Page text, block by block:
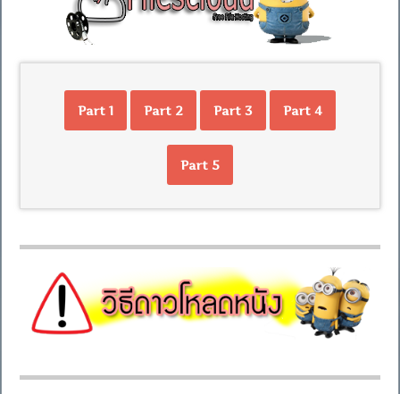
Part 1 Part 2 Part 3 Part 4
Part 5